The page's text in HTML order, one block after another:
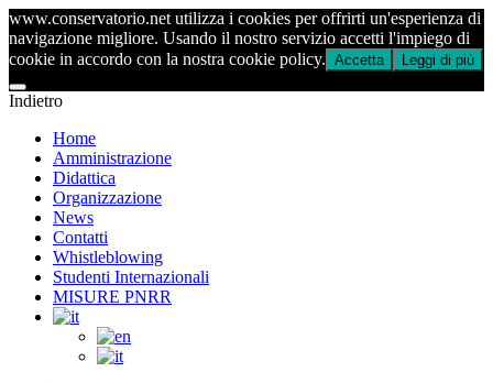
www.conservatorio.net utilizza i cookies per offrirti un'esperienza di
navigazione migliore. Usando il nostro servizio accetti l'impiego di
cookie in accordo con la nostra cookie policy. Accetta Leggi di più
Indietro
Home
Amministrazione
Didattica
Organizzazione
News
Contatti
Whistleblowing
Studenti Internazionali
MISURE PNRR